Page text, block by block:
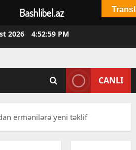
2026 4:53:00 PM
CANLI
ermənilərə yeni təklif
Bashlibel.az